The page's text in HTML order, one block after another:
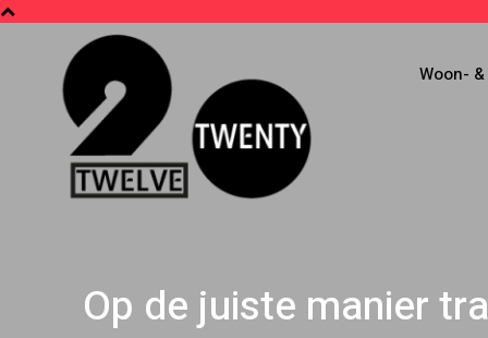
Woon-
Op de juiste manier